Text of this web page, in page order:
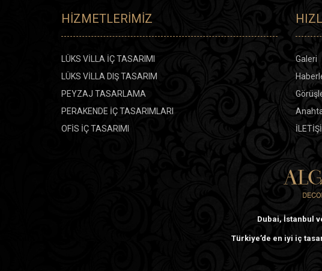
HIZMETLERIMIZ
LÜKS VİLLA İÇ TASARIMI
LÜKS VİLLA DIŞ TASARIM
PEYZAJ TASARLAMA
PERAKENDE İÇ TASARIMLARI
OFİS İÇ TASARIMI
Galeri
Dubai, İstanbul
Türkiye’de en iyi iç